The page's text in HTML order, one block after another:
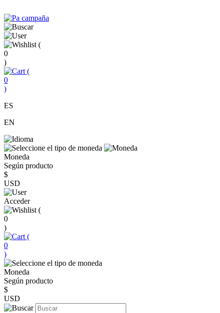
(
0
)
(
0
)
ES
EN
Moneda
Según producto
$
USD
Acceder
(
0
)
(
0
)
Moneda
Según producto
$
USD